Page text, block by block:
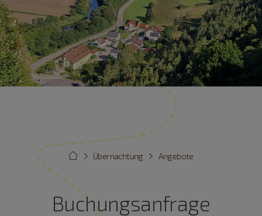
Angebote
Übernachtung
Buchungsanfrage